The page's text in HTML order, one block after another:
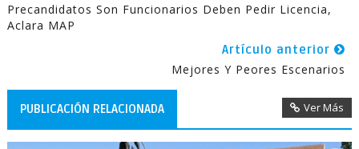
Precandidatos Son Funcionarios Deben Pedir Licencia,
Aclara MAP
Artículo anterior
Mejores Y Peores Escenarios
PUBLICACIÓN RELACIONADA Ver Más